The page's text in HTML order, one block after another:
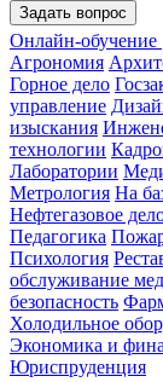
Задать вопрос
Онлайн-обучение
Агрономия
Горное дело
управление
изыскания
технологии
Лаборатории
Метрология На
Нефтегазовое
Педагогика
Психология
обслуживание
безопасность
Холодильное
Экономика и
Юриспруденция